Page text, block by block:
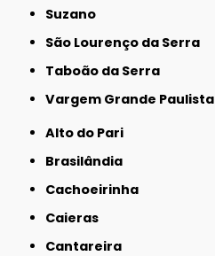
Suzano
São Lourenço da Serra
Taboão da Serra
Vargem Grande Paulista
Alto do Pari
Brasilândia
Cachoeirinha
Caieras
Cantareira